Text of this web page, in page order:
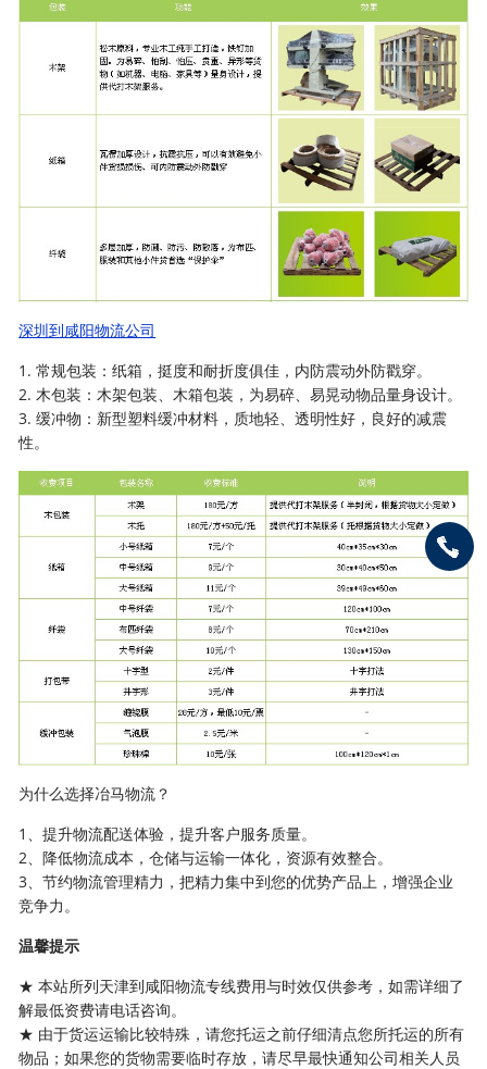
深圳到咸阳物流公司
1. 常规包装：纸箱，挺度和耐折度俱佳，内防震动外防戳穿。
2. 木包装：木架包装、木箱包装，为易碎、易晃动物品量身设计。
3. 缓冲物：新型塑料缓冲材料，质地轻、透明性好，良好的减震
性。
为什么选择冶马物流？
1、提升物流配送体验，提升客户服务质量。
2、降低物流成本，仓储与运输一体化，资源有效整合。
3、节约物流管理精力，把精力集中到您的优势产品上，增强企业
竞争力。
温馨提示
★ 本站所列天津到咸阳物流专线费用与时效仅供参考，如需详细了
解最低资费请电话咨询。
★ 由于货运运输比较特殊，请您托运之前仔细清点您所托运的所有
物品；如果您的货物需要临时存放，请尽早最快通知公司相关人员